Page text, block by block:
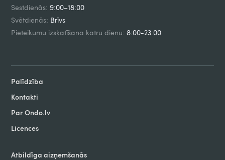
Sestdienās: 9:00–18:00
Svētdienās: Brīvs
Pieteikumu izskatīšana katru dienu: 8:00-23:00
Palīdzība
Kontakti
Par Ondo.lv
Licences
Atbildīga aizņemšanās